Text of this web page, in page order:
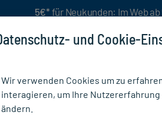
5€* für Neukunden: Im Web
und Cookie-
Wir verwenden Cookies um zu
interagieren, um Ihre
ändern.